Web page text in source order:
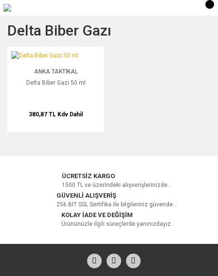
Delta Biber Gazı
Delta Biber Gazı 50 ml
ANKA TAKTIKAL
Delta Biber Gazı 50 ml
380,87 TL Kdv Dahil
ÜCRETSİZ KARGO
1500 TL ve üzerindeki alışverişlerinizde...
GÜVENLİ ALIŞVERİŞ
256 BIT SSL Sertifika ile bilgileriniz güvende...
KOLAY İADE VE DEĞİŞİM
Ürününüzle ilgili süreçlerde yanınızdayız.